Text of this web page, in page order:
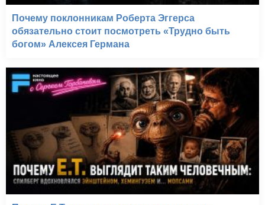
Почему поклонникам Роберта Эггерса
обязательно стоит посмотреть «Трудно быть
богом» Алексея Германа